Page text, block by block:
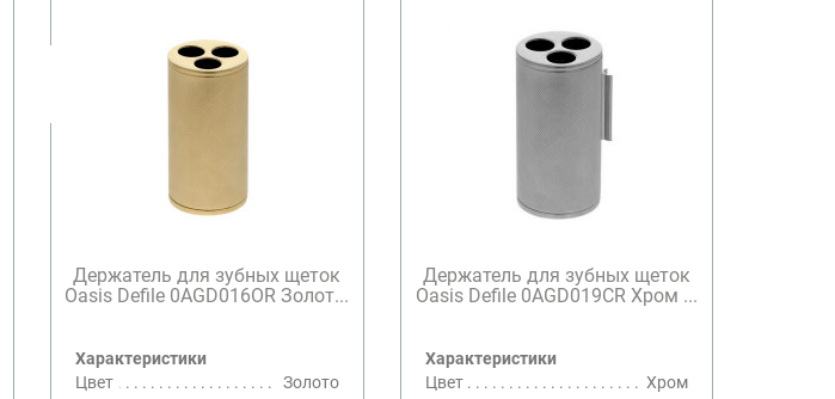
Держатель для зубных щеток
Oasis Defile 0AGD016OR Золот...
Характеристики
Цвет
Золото
Держатель для зубных щеток
Oasis Defile 0AGD019CR Хром ...
Характеристики
Цвет
Хром